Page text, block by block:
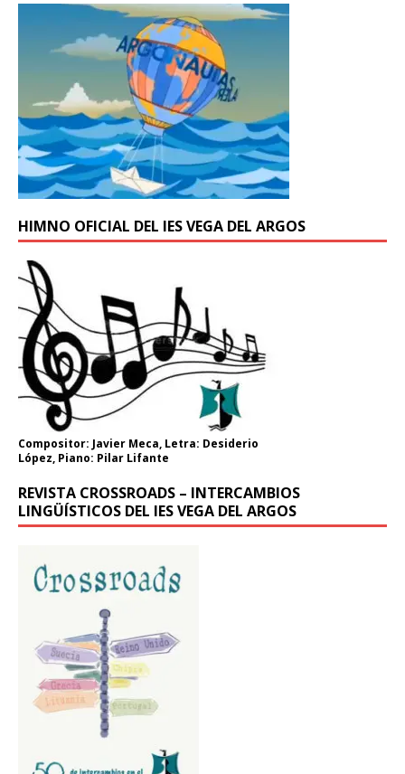
HIMNO OFICIAL DEL IES VEGA DEL ARGOS
Compositor: Javier Meca, Letra: Desiderio
López, Piano: Pilar Lifante
REVISTA CROSSROADS – INTERCAMBIOS
LINGÜÍSTICOS DEL IES VEGA DEL ARGOS